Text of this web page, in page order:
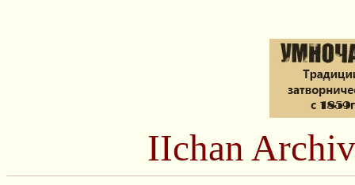
IIchan